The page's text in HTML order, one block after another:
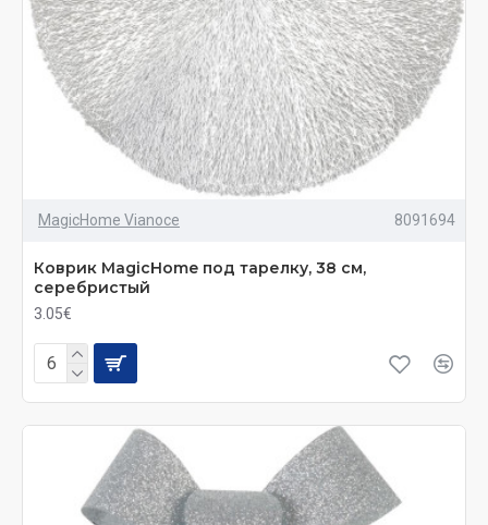
MagicHome Vianoce 8091694
Коврик MagicHome под тарелку, 38 см,
серебристый
3.05€